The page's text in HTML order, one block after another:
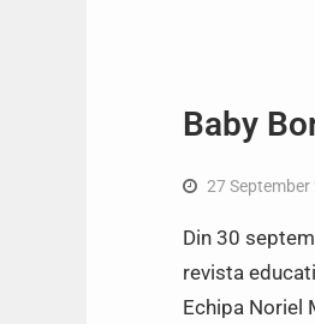
Baby
27 September
Din 30
revista
Echipa Noriel